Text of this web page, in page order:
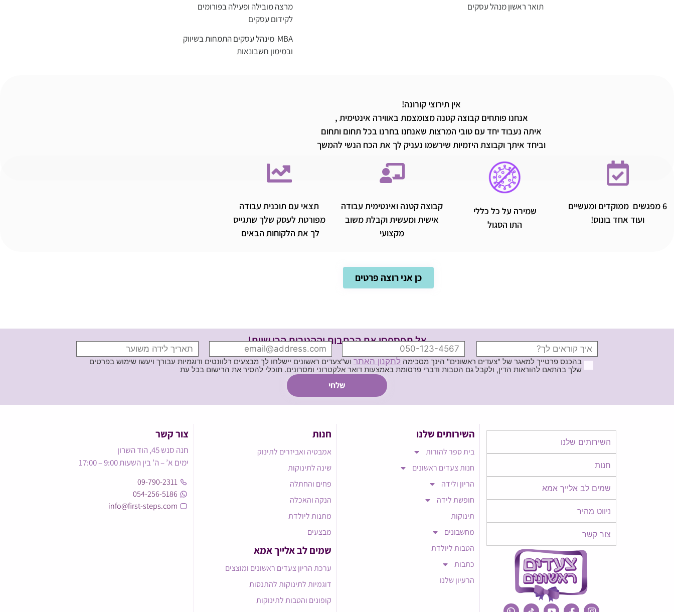
תואר ראשון מנהל עסקים
מרצה מובילה ופעילה בפורומים
לקידום עסקים
MBA מינהל עסקים התמחות בשיווק
ובמימון חשבונאות
אין תירוצי קורונה!
אנחנו פותחים קבוצה קטנה מצומצמת באווירה אינטימית ,
איתה נעבוד יחד עם טובי המרצות שאנחנו בחרנו בכל תחום ותחום
וביחד איתך וקבוצת היזמיות שירשמו נעניק לך את הכח הנשי להמשך
6 מפגשים ממוקדים ומעשיים
ועוד אחד בונוס!
שמירה על כל כללי
התו הסגול
קבוצה קטנה ואינטימית עבודה
אישית ומעשית וקבלת משוב
מקצועי
תצאי עם תוכנית עבודה
מפורטת לעסק שלך שתגייס
לך את הלקוחות הבאים
כן אני רוצה פרטים
אל תפספסי את הכתבות וההטבות הכי שוות!
בהכנס פרטייך למאגר של "צעדים ראשונים" הינך מסכימה לתקנון האתר וש"צעדים ראשונים יישלחו לך מבצעים רלוונטים ודוגמיות עבורך ויעשו שימוש בפרטים
שלך בהתאם להוראות הדין, ולקבל גם הטבות ודברי פרסומת באמצעות דואר אלקטרוני ומסרונים. תוכלי להסיר את הרישום בכל עת
השירותים שלנו
חנות
שמים לב אלייך אמא​​
ניווט מהיר
צור קשר
השירותים שלנו
בית ספר להורות
חנות צעדים ראשונים
הריון ולידה
חופשת לידה
תינוקות
מחשבונים
הטבות ליולדת
כתבות
הרעיון שלנו
חנות
אמבטיה ואביזרים לתינוק
שינה לתינוקות
פחים והחתלה
הנקה והאכלה
מתנות ליולדת
מבצעים
שמים לב אלייך אמא​
ערכת הריון צעדים ראשונים ומוצצים
דוגמיות לתינוקות להתנסות
קופונים והטבות לתינוקות
צור קשר
חנה סנש 45, הוד השרון
ימים א’ – ה’ בין השעות 9:00 – 17:00
09-790-2311
054-256-5186
info@first-steps.com